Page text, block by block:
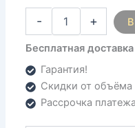
- +
Бесплатная
Гарантия!
Скидки от объёма
Рассрочка платежа